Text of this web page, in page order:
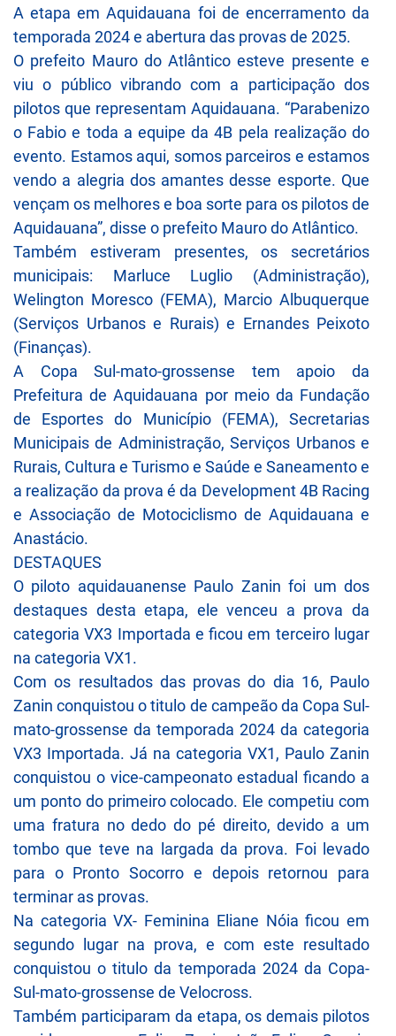
A etapa em Aquidauana foi de encerramento da
temporada 2024 e abertura das provas de 2025.
O prefeito Mauro do Atlântico esteve presente e
viu o público vibrando com a participação dos
pilotos que representam Aquidauana. “Parabenizo
o Fabio e toda a equipe da 4B pela realização do
evento. Estamos aqui, somos parceiros e estamos
vendo a alegria dos amantes desse esporte. Que
vençam os melhores e boa sorte para os pilotos de
Aquidauana”, disse o prefeito Mauro do Atlântico.
Também estiveram presentes, os secretários
municipais: Marluce Luglio (Administração),
Welington Moresco (FEMA), Marcio Albuquerque
(Serviços Urbanos e Rurais) e Ernandes Peixoto
(Finanças).
A Copa Sul-mato-grossense tem apoio da
Prefeitura de Aquidauana por meio da Fundação
de Esportes do Município (FEMA), Secretarias
Municipais de Administração, Serviços Urbanos e
Rurais, Cultura e Turismo e Saúde e Saneamento e
a realização da prova é da Development 4B Racing
e Associação de Motociclismo de Aquidauana e
Anastácio.
DESTAQUES
O piloto aquidauanense Paulo Zanin foi um dos
destaques desta etapa, ele venceu a prova da
categoria VX3 Importada e ficou em terceiro lugar
na categoria VX1.
Com os resultados das provas do dia 16, Paulo
Zanin conquistou o titulo de campeão da Copa Sul-
mato-grossense da temporada 2024 da categoria
VX3 Importada. Já na categoria VX1, Paulo Zanin
conquistou o vice-campeonato estadual ficando a
um ponto do primeiro colocado. Ele competiu com
uma fratura no dedo do pé direito, devido a um
tombo que teve na largada da prova. Foi levado
para o Pronto Socorro e depois retornou para
terminar as provas.
Na categoria VX- Feminina Eliane Nóia ficou em
segundo lugar na prova, e com este resultado
conquistou o titulo da temporada 2024 da Copa-
Sul-mato-grossense de Velocross.
Também participaram da etapa, os demais pilotos